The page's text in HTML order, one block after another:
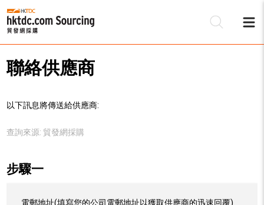
聯絡供應商
以下訊息將傳送給供應商:
查詢來源: 貿發網採購
步驟一
電郵地址(填寫您的公司電郵地址以獲取供應商的迅速回覆)